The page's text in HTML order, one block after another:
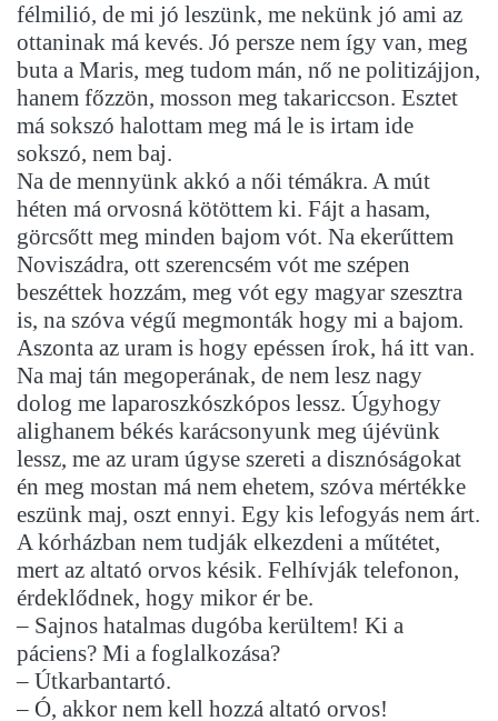
félmilió, de mi jó leszünk, me nekünk jó ami az
ottaninak má kevés. Jó persze nem így van, meg
buta a Maris, meg tudom mán, nő ne politizájjon,
hanem főzzön, mosson meg takariccson. Esztet
má sokszó halottam meg má le is irtam ide
sokszó, nem baj.
Na de mennyünk akkó a női témákra. A mút
héten má orvosná kötöttem ki. Fájt a hasam,
görcsőtt meg minden bajom vót. Na ekerűttem
Noviszádra, ott szerencsém vót me szépen
beszéttek hozzám, meg vót egy magyar szesztra
is, na szóva végű megmonták hogy mi a bajom.
Aszonta az uram is hogy epéssen írok, há itt van.
Na maj tán megoperának, de nem lesz nagy
dolog me laparoszkószkópos lessz. Úgyhogy
alighanem békés karácsonyunk meg újévünk
lessz, me az uram úgyse szereti a disznóságokat
én meg mostan má nem ehetem, szóva mértékke
eszünk maj, oszt ennyi. Egy kis lefogyás nem árt.
A kórházban nem tudják elkezdeni a műtétet,
mert az altató orvos késik. Felhívják telefonon,
érdeklődnek, hogy mikor ér be.
– Sajnos hatalmas dugóba kerültem! Ki a
páciens? Mi a foglalkozása?
– Útkarbantartó.
– Ó, akkor nem kell hozzá altató orvos!